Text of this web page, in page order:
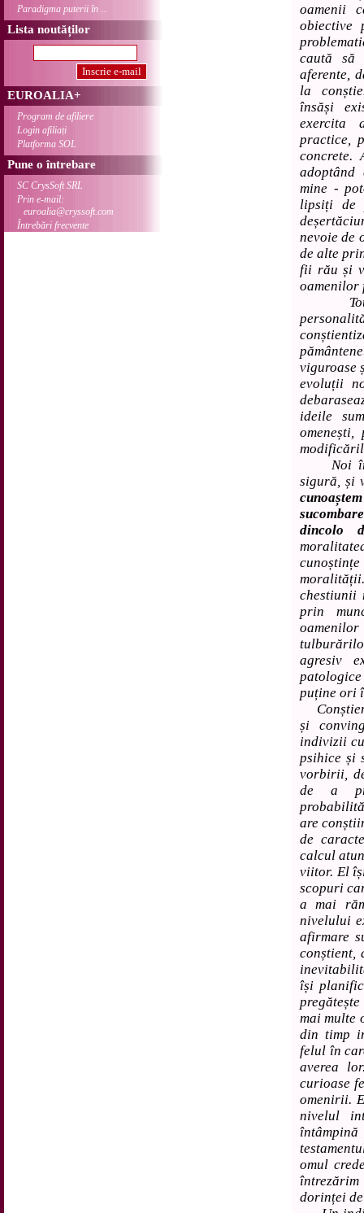
Paradigma puterii în ...
Lista noutăților
EUROALIA+
Program de afiliere
Login afiliați
Platforma SOL
Pune o întrebare
SC CrysSoft SRL
Prin e-mail:
euroalia@cryssoft.com
Întrebări frecvente
oamenii
obiective
caută să
aferente,
la
însăși
exercita
practice,
concrete.
mine -
lipsiți de
nevoie de
de alte
fii rău și
oamenilor
viguroase
evoluții
ideile
Noi
sigură, și
dincolo
chestiunii
prin
agresiv
puține ori
și
indivizii
psihice și
vorbirii,
de a
are
de
calcul
viitor. El
scopuri
a mai
nivelului
afirmare
conștient,
își
mai multe
din timp
felul în
averea
curioase
omenirii.
nivelul
omul
dorinței